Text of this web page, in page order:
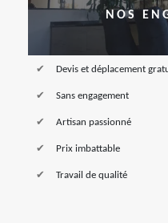
NOS
Devis et déplacement
Sans engagement
Artisan passionné
Prix imbattable
Travail de qualité